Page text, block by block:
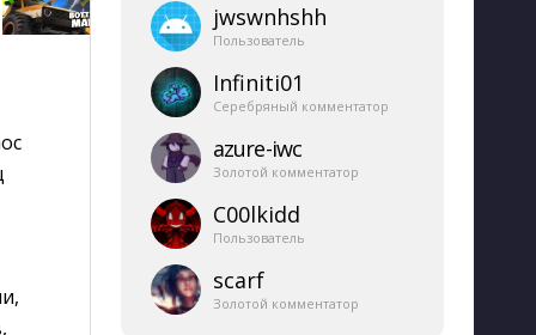
jwswnhshh
Пользователь
Infiniti01
Серебряный комментатор
azure-​iwc
Золотой комментатор
C00lkidd
Пользователь
scarf
Золотой комментатор